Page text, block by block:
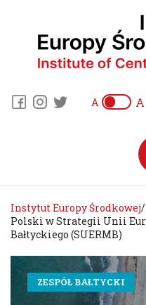
A A
Instytut Europy Środkowej/
Polski w Strategii Unii
Bałtyckiego (SUERMB)
ZESPÓŁ BAŁTYCKI